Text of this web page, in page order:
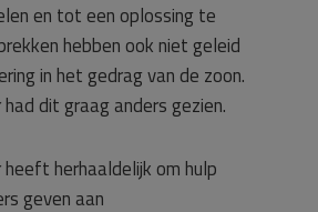
en tot een oplossing te
hebben ook niet geleid
in het gedrag van de zoon.
dit graag anders gezien.
heeft herhaaldelijk om hulp
geven aan